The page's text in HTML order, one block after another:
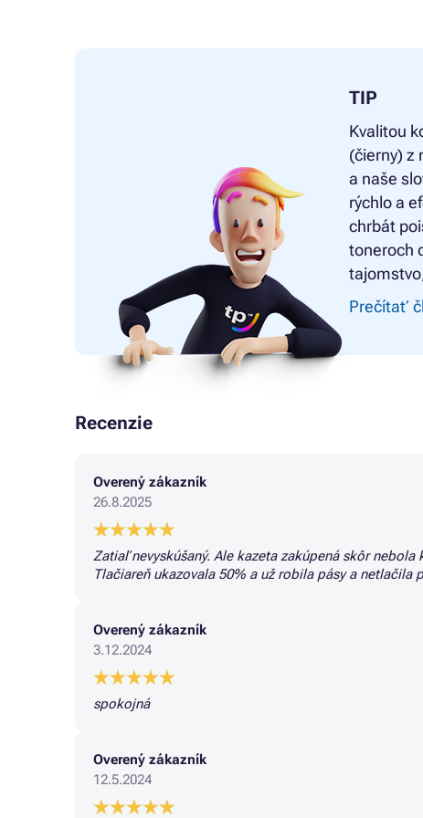
TIP
Kvalitou
(čierny) z
a naše
rýchlo a
chrbát
toneroch
Prečítať
Recenzie
Overený zákazník
26.8.2025
Zatiaľ nevyskúšaný. Ale kazeta zakúpená skôr nebola
Tlačiareň ukazovala 50% a už robila pásy a netlačila
Overený zákazník
3.12.2024
spokojná
Overený zákazník
12.5.2024